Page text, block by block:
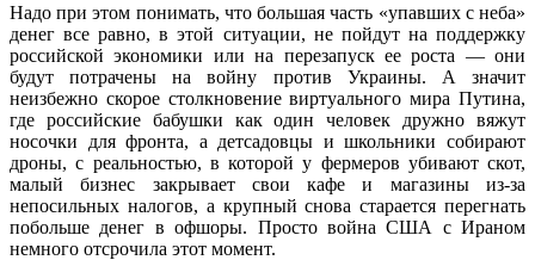
Надо при этом понимать, что большая часть «упавших с неба»
денег все равно, в этой ситуации, не пойдут на поддержку
российской экономики или на перезапуск ее роста — они
будут потрачены на войну против Украины. А значит
неизбежно скорое столкновение виртуального мира Путина,
где российские бабушки как один человек дружно вяжут
носочки для фронта, а детсадовцы и школьники собирают
дроны, с реальностью, в которой у фермеров убивают скот,
малый бизнес закрывает свои кафе и магазины из-за
непосильных налогов, а крупный снова старается перегнать
побольше денег в офшоры. Просто война США с Ираном
немного отсрочила этот момент.